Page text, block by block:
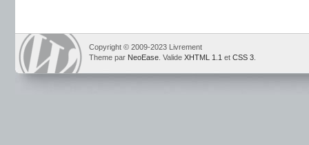
Copyright © 2009-2023 Livrement
Theme par NeoEase . Valide XHTML 1.1 et CSS 3